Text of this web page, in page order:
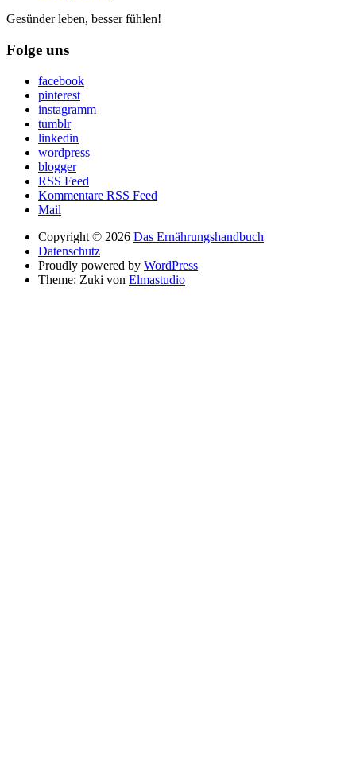
Gesünder leben, besser fühlen!
Folge uns
facebook
pinterest
instagramm
tumblr
linkedin
wordpress
blogger
RSS Feed
Kommentare RSS Feed
Mail
Copyright © 2026 Das Ernährungshandbuch
Datenschutz
Proudly powered by WordPress
Theme: Zuki von Elmastudio